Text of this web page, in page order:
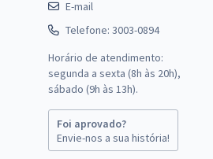
E-mail
Telefone: 3003-0894
Horário de atendimento:
segunda a sexta (8h às 20h),
sábado (9h às 13h).
Foi aprovado?
Envie-nos a sua história!